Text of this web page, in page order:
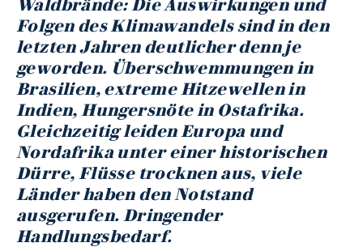
Waldbrände: Die Auswirkungen und
Folgen des Klimawandels sind in den
letzten Jahren deutlicher denn je
geworden. Überschwemmungen in
Brasilien, extreme Hitzewellen in
Indien, Hungersnöte in Ostafrika.
Gleichzeitig leiden Europa und
Nordafrika unter einer historischen
Dürre, Flüsse trocknen aus, viele
Länder haben den Notstand
ausgerufen. Dringender
Handlungsbedarf.